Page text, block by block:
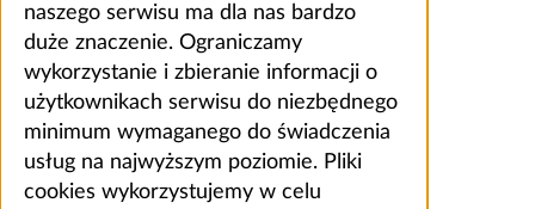
naszego serwisu ma dla nas bardzo
duże znaczenie. Ograniczamy
wykorzystanie i zbieranie informacji o
użytkownikach serwisu do niezbędnego
minimum wymaganego do świadczenia
usług na najwyższym poziomie. Pliki
cookies wykorzystujemy w celu